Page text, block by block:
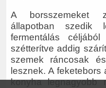
A borsszemeket
állapotban
fermentálás
szétterítve addig
szemek ráncosak
lesznek. A feketebors
konyha legnagyobb